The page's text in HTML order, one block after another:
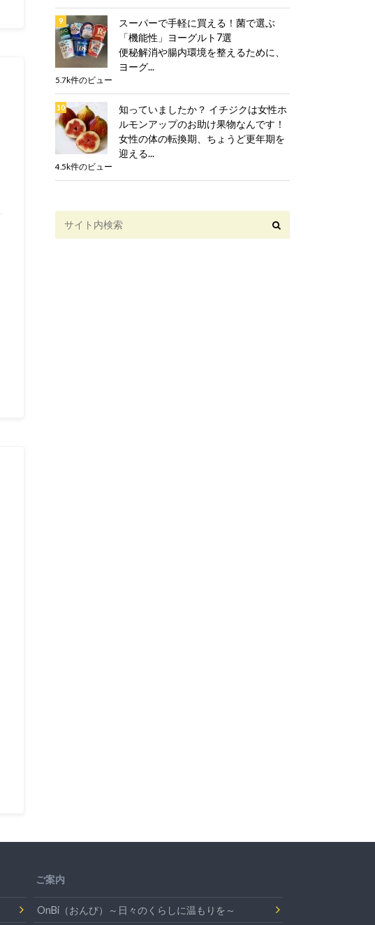
スーパーで手軽に買える！菌で選ぶ
「機能性」ヨーグルト7選
便秘解消や腸内環境を整えるために、
ヨーグ...
5.7k件のビュー
知っていましたか？ イチジクは女性ホ
ルモンアップのお助け果物なんです！
女性の体の転換期、ちょうど更年期を
迎える...
4.5k件のビュー
ご案内
OnBi（おんび）～日々のくらしに温もりを～